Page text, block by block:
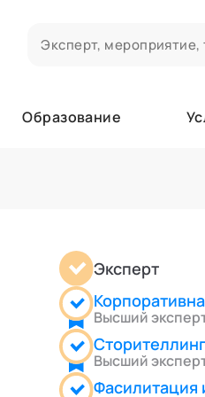
Образование
Эксперт
Высший
Высший
Фасилитация
Академии
данные